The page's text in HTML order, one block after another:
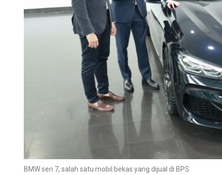
BMW seri 7, salah satu mobil bekas yang dijual di BPS